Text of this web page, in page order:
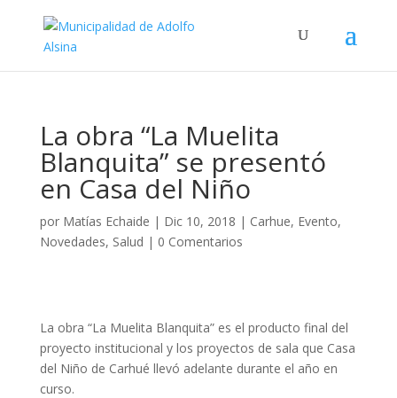
La obra “La Muelita
Blanquita” se presentó
en Casa del Niño
por Matías Echaide | Dic 10, 2018 | Carhue, Evento,
Novedades, Salud | 0 Comentarios
La obra “La Muelita Blanquita” es el producto final del
proyecto institucional y los proyectos de sala que Casa
del Niño de Carhué llevó adelante durante el año en
curso.